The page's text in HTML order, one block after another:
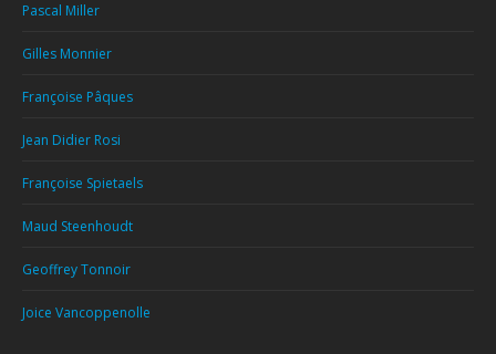
Pascal Miller
Gilles Monnier
Françoise Pâques
Jean Didier Rosi
Françoise Spietaels
Maud Steenhoudt
Geoffrey Tonnoir
Joice Vancoppenolle